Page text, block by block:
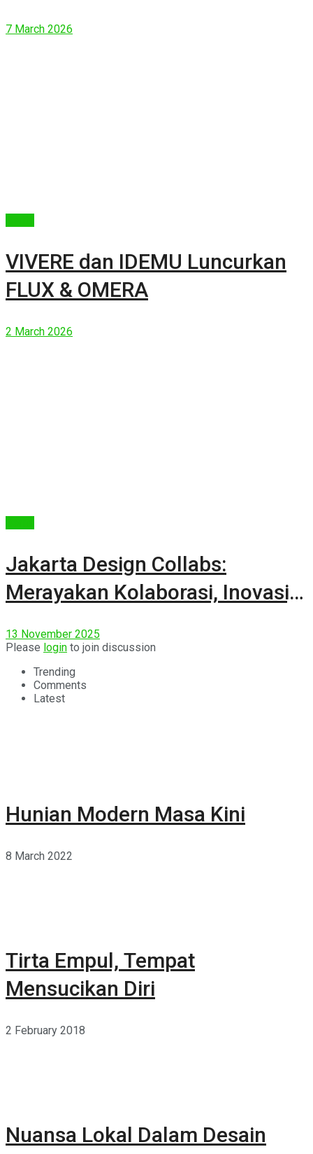
7 March 2026
VIVERE dan IDEMU Luncurkan
FLUX & OMERA
2 March 2026
Jakarta Design Collabs:
Merayakan Kolaborasi, Inovasi,
13 November 2025
Please login to join discussion
Trending
Comments
Latest
Hunian Modern Masa Kini
8 March 2022
Tirta Empul, Tempat
Mensucikan Diri
2 February 2018
Nuansa Lokal Dalam Desain